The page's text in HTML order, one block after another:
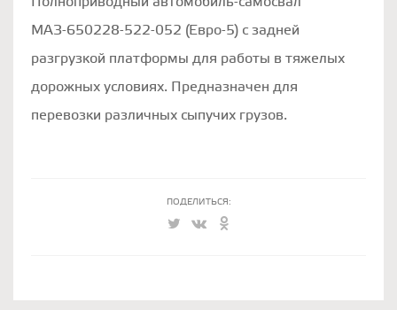
МАЗ-650228-522-052 (Евро-5) с задней
разгрузкой платформы для работы в тяжелых
дорожных условиях. Предназначен для
перевозки различных сыпучих грузов.
ПОДЕЛИТЬСЯ: